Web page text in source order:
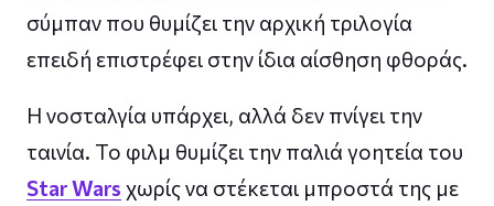
σύμπαν που θυμίζει την αρχική τριλογία
επειδή επιστρέφει στην ίδια αίσθηση φθοράς.
Η νοσταλγία υπάρχει, αλλά δεν πνίγει την
ταινία. Το φιλμ θυμίζει την παλιά γοητεία του
Star Wars χωρίς να στέκεται μπροστά της με